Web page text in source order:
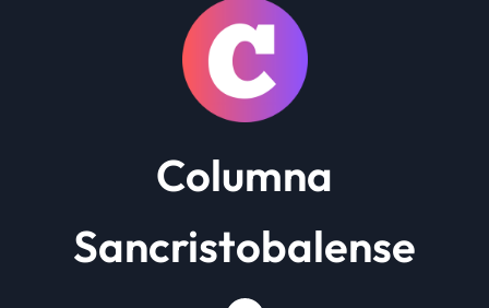
Columna
Sancristobalense